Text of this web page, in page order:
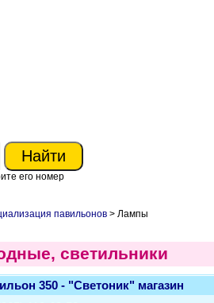
его номер
павильонов > Лампы
светильники
350 - "Светоник" магазин